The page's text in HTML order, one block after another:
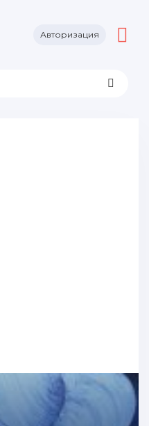
Авторизация